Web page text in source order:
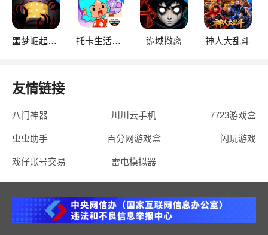
噩梦崛起：生存 托卡生活：世界 诡域撤离 神人大乱斗
友情链接
八门神器 川川云手机 7723游戏盒
虫虫助手 百分网游戏盒 闪玩游戏
戏仔账号交易 雷电模拟器